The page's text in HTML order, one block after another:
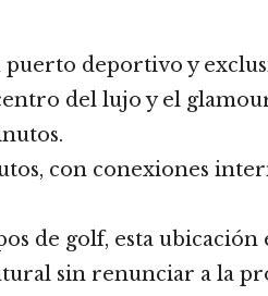
puerto deportivo y
del lujo y el
con conexiones
de golf, esta
sin renunciar a la